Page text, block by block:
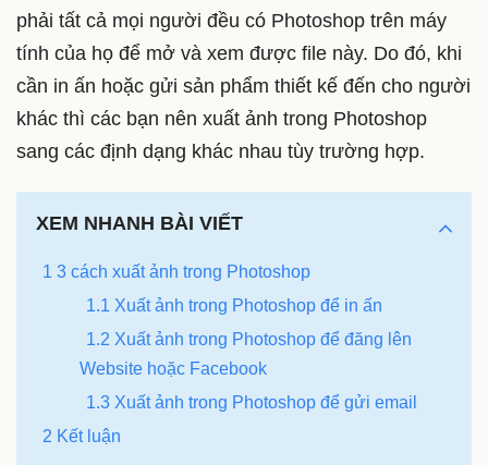
phải tất cả mọi người đều có Photoshop trên máy
tính của họ để mở và xem được file này. Do đó, khi
cần in ấn hoặc gửi sản phẩm thiết kế đến cho người
khác thì các bạn nên xuất ảnh trong Photoshop
sang các định dạng khác nhau tùy trường hợp.
XEM NHANH BÀI VIẾT
1 3 cách xuất ảnh trong Photoshop
1.1 Xuất ảnh trong Photoshop để in ấn
1.2 Xuất ảnh trong Photoshop để đăng lên
Website hoặc Facebook
1.3 Xuất ảnh trong Photoshop để gửi email
2 Kết luận